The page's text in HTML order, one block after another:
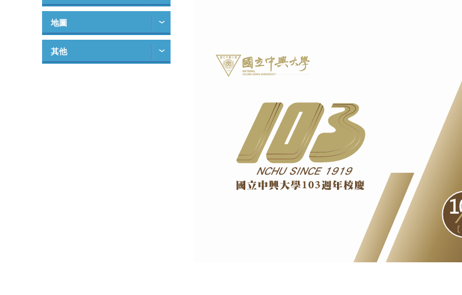
地圖
其他